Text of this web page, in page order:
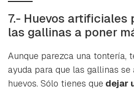
7.- Huevos artificiales
las gallinas a poner
Aunque parezca una tontería,
ayuda para que las gallinas
huevos. Sólo tienes que dejar